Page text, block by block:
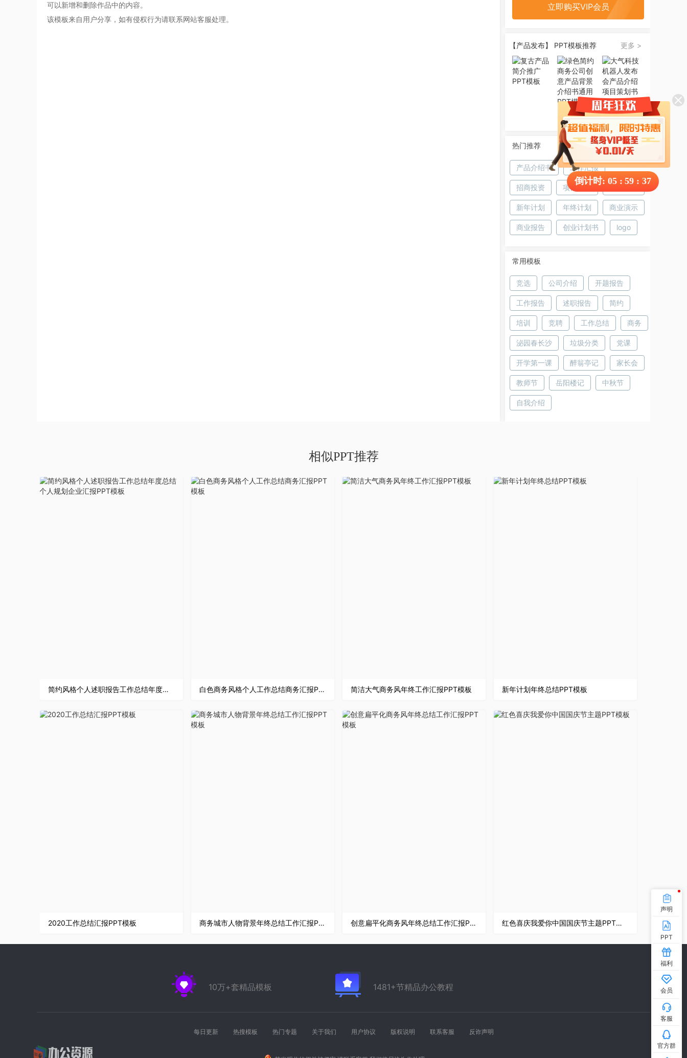
可以新增和删除作品中的内容。
该模板来自用户分享，如有侵权行为请联系网站客服处理。
立即购买VIP会员
【产品发布】 PPT模板推荐 更多 >
热门推荐
产品介绍书 工作汇报
招商投资 项目推广
新年计划 年终计划 商业演示
商业报告 创业计划书 logo
常用模板
竞选 公司介绍 开题报告
工作报告 述职报告 简约
培训 竞聘 工作总结 商务
泌园春长沙 垃圾分类 党课
开学第一课 醉翁亭记 家长会
教师节 岳阳楼记 中秋节
自我介绍
相似PPT推荐
简约风格个人述职报告工作总结年度总结个人规划企业汇报PPT模板 白色商务风格个人工作总结商务汇报PPT模板 简洁大气商务风年终工作汇报PPT模板 新年计划年终总结PPT模板
2020工作总结汇报PPT模板 商务城市人物背景年终总结工作汇报PPT模板 创意扁平化商务风年终总结工作汇报PPT模板 红色喜庆我爱你中国国庆节主题PPT模板
声明
PPT
福利
会员
客服
官方群
10万+套精品模板 1481+节精品办公教程
每日更新 热搜模板 热门专题 关于我们 用户协议 版权说明 联系客服 反诈声明
倒计时: 05 : 59 : 37